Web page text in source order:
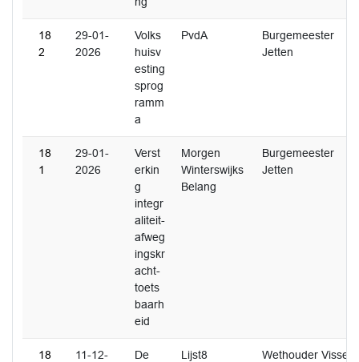
18
2
29-01-
2026
Volks
huisv
esting
sprog
ramm
a
PvdA
Burgemeester
Jetten
18
1
29-01-
2026
Verst
erkin
g
integr
aliteit-
afweg
ingskr
acht-
toets
baarh
eid
Morgen
Winterswijks
Belang
Burgemeester
Jetten
18
11-12-
De
Lijst8 Wethouder Visser